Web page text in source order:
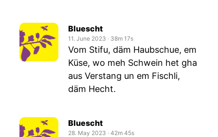
Bluescht
11. June 2023 ‧ 38m 17s
Vom Stifu, däm Haubschue, em
Küse, wo meh Schwein het gha
aus Verstang un em Fischli,
däm Hecht.
Bluescht
28. May 2023 ‧ 42m 45s